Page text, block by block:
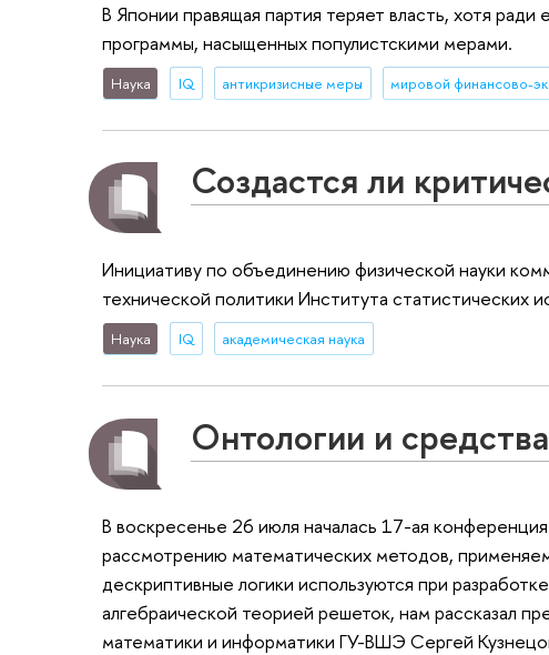
В Японии правящая партия теряет власть, хотя
программы, насыщенных популистскими мерами.
Наука IQ антикризисные меры
Создастся ли
Инициативу по объединению физической науки
технической политики Института статистических
Наука IQ академическая наука
Онтологии и
В воскресенье 26 июля началась 17-ая
рассмотрению математических методов,
дескриптивные логики используются при
алгебраической теорией решеток, нам рассказал
математики и информатики ГУ-ВШЭ Сергей